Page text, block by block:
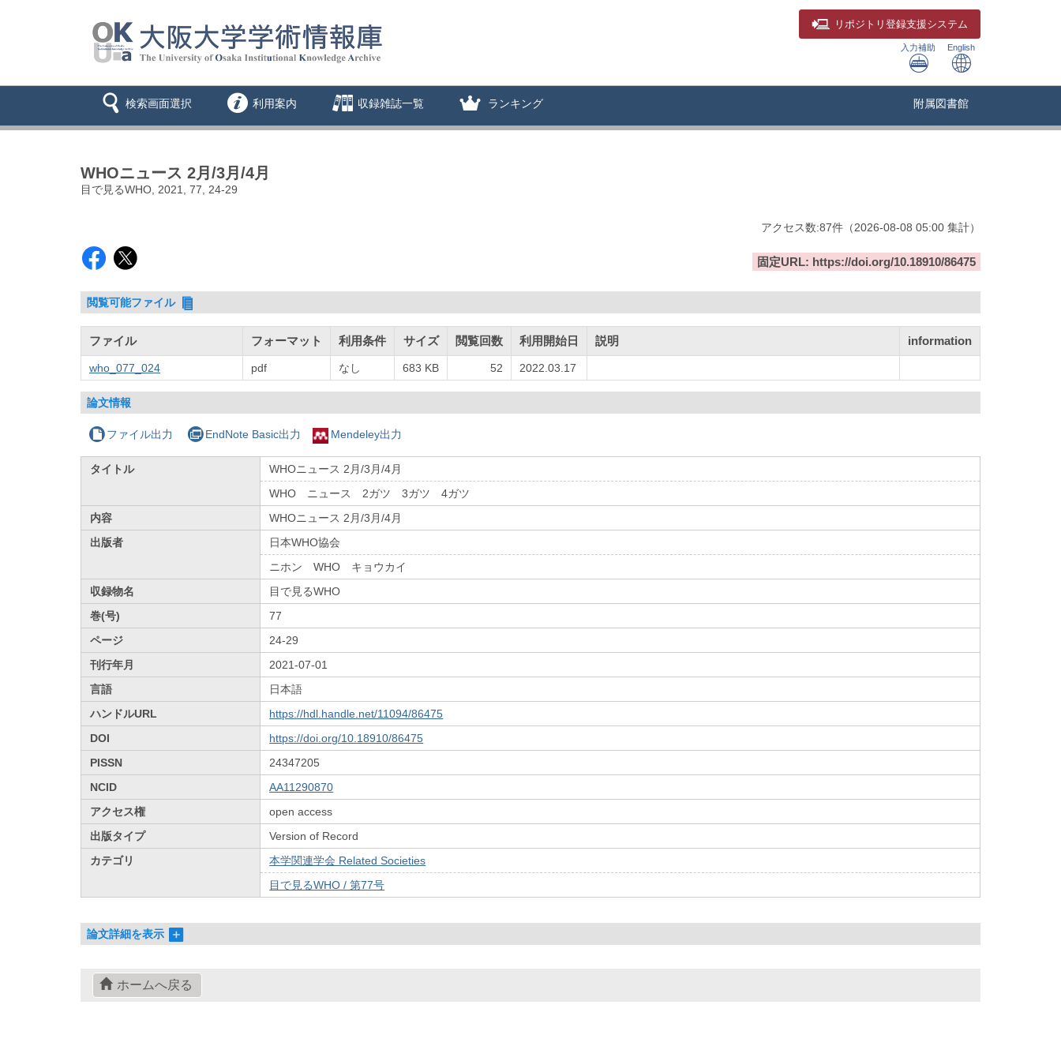
リポジトリ 登録支援システム
入力補助 English
検索画面選択 利用案内 収録雑誌一覧 ランキング 附属図書館
WHOニュース 2月/3月/4月
目で見るWHO, 2021, 77, 24-29
アクセス数:87件 （2026-08-08 05:00 集計）
固定URL: https://doi.org/10.18910/86475
閲覧可能ファイル
ファイル フォーマット 利用条件 サイズ 閲覧回数 利用開始日 説明 information
who_077_024 pdf なし 683 KB 52 2022.03.17
論文情報
ファイル出力 EndNote Basic出力 Mendeley出力
タイトル
WHOニュース 2月/3月/4月
WHO ニュース 2ガツ 3ガツ 4ガツ
内容
WHOニュース 2月/3月/4月
出版者
日本WHO協会
ニホン WHO キョウカイ
収録物名
目で見るWHO
巻(号)
77
ページ
24-29
刊行年月
2021-07-01
言語
日本語
ハンドルURL
https://hdl.handle.net/11094/86475
DOI
https://doi.org/10.18910/86475
PISSN
24347205
NCID
AA11290870
アクセス権
open access
出版タイプ
Version of Record
カテゴリ
本学関連学会 Related Societies
目で見るWHO / 第77号
論文詳細を表示
ホームへ戻る